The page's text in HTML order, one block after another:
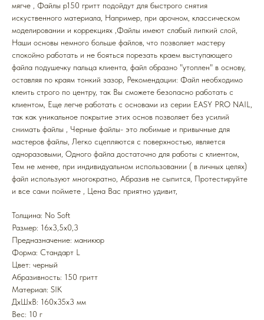
мягче , Файлы р150 гритт подойдут для быстрого снятия
искуственного материала, Например, при арочном, классическом
моделировании и коррекциях ,Файлы имеют слабый липкий слой,
Наши основы немного больше файлов, что позволяет мастеру
спокойно работать и не бояться порезать краем выступающего
файла подушечку пальца клиента, файл образно "утоплен" в основу,
оставляя по краям тонкий зазор, Рекомендации: Файл необходимо
клеить строго по центру, так Вы сможете безопасно работать с
клиентом, Еще легче работать с основами из серии EASY PRO NAIL,
так как уникальное покрытие этих основ позволяет без усилий
снимать файлы , Черные файлы- это любимые и привычные для
мастеров файлы, Легко сцепляются с поверхностью, является
одноразовыми, Одного файла достаточно для работы с клиентом,
Тем не менее, при индивидуальном использовании ( в личных целях)
файл используют многократно, Абразив не сыпится, Протестируйте
и все сами поймете , Цена Вас приятно удивит,
Толщина: No Soft
Размер: 16x3,5x0,3
Предназначение: маникюр
Форма: Стандарт L
Цвет: черный
Абразивность: 150 гритт
Mатериал: SIK
ДxШxВ: 160x35x3 мм
Вес: 10 г